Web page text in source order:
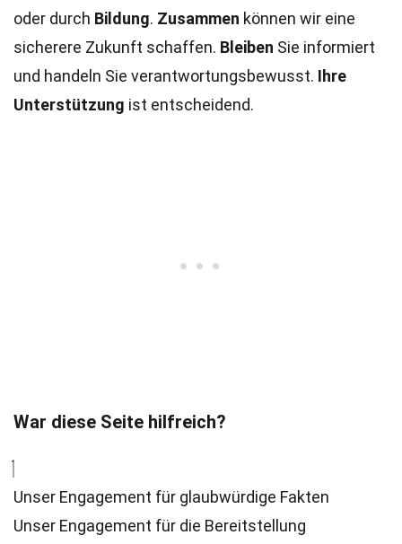
oder durch Bildung. Zusammen können wir eine
sicherere Zukunft schaffen. Bleiben Sie informiert
und handeln Sie verantwortungsbewusst. Ihre
Unterstützung ist entscheidend.
War diese Seite hilfreich?
Unser Engagement für glaubwürdige Fakten
Unser Engagement für die Bereitstellung